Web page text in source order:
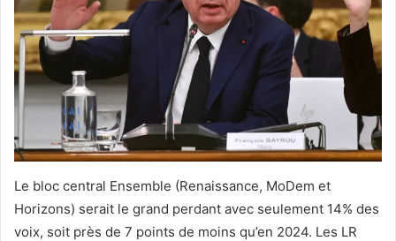
Le bloc central Ensemble (Renaissance, MoDem et
Horizons) serait le grand perdant avec seulement 14% des
voix, soit près de 7 points de moins qu’en 2024. Les LR